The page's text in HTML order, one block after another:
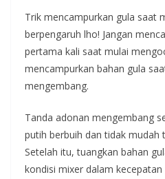
Trik mencampurkan gula saat
berpengaruh lho! Jangan
pertama kali saat mulai
mencampurkan bahan gula
mengembang.
Tanda adonan mengembang
putih berbuih dan tidak mudah
Setelah itu, tuangkan bahan
kondisi mixer dalam kecepatan